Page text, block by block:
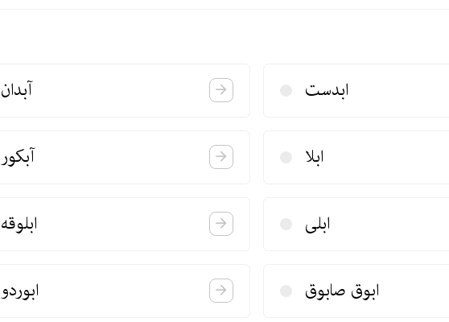
آبدان ابدست
آبكور ابلا
ابلوقه ابلی
ابوردو ابوق صابوق